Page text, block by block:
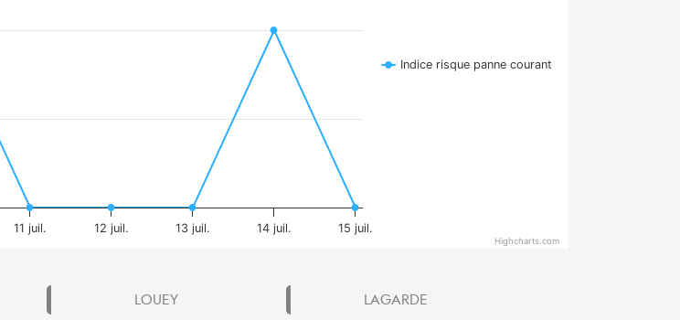
Indice risque panne courant
11 juil. 12 juil. 13 juil. 14 juil. 15 juil.
Highcharts.com
LOUEY
LAGARDE